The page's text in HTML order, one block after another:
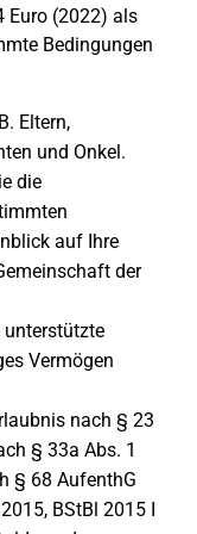
Euro (2022) als
Bedingungen
Eltern,
und Onkel.
die
auf Ihre
der
unterstützte
Vermögen
nach § 23
§ 33a Abs. 1
§ 68 AufenthG
BStBl 2015 I